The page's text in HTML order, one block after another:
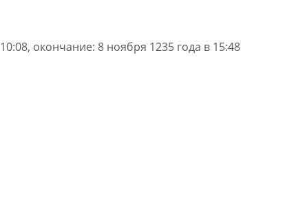
окончание: 8 ноября 1235 года в 15:48